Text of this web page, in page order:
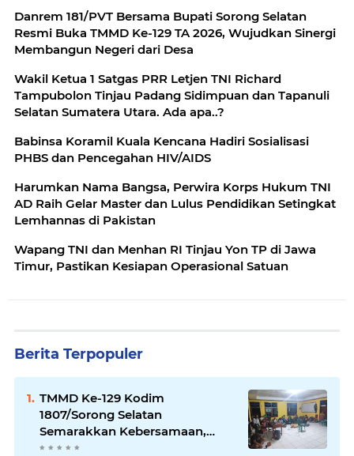
Danrem 181/PVT Bersama Bupati Sorong Selatan
Resmi Buka TMMD Ke-129 TA 2026, Wujudkan Sinergi
Membangun Negeri dari Desa
Wakil Ketua 1 Satgas PRR Letjen TNI Richard
Tampubolon Tinjau Padang Sidimpuan dan Tapanuli
Selatan Sumatera Utara. Ada apa..?
Babinsa Koramil Kuala Kencana Hadiri Sosialisasi
PHBS dan Pencegahan HIV/AIDS
Harumkan Nama Bangsa, Perwira Korps Hukum TNI
AD Raih Gelar Master dan Lulus Pendidikan Setingkat
Lemhannas di Pakistan
Wapang TNI dan Menhan RI Tinjau Yon TP di Jawa
Timur, Pastikan Kesiapan Operasional Satuan
Berita Terpopuler
TMMD Ke-129 Kodim
1807/Sorong Selatan
Semarakkan Kebersamaan,
Anggota Satgas dan Warga